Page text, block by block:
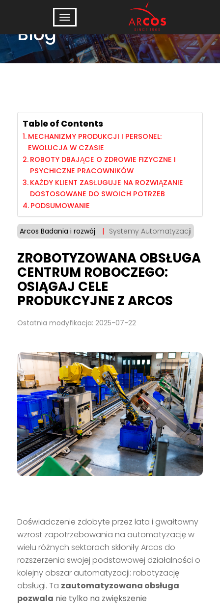
Blog
Table of Contents
MECHANIZMY PRODUKCJI I PERSONEL:
EWOLUCJA W CZASIE
ROBOTY DBAJĄCE O ZDROWIE FIZYCZNE I
PSYCHICZNE PRACOWNIKÓW
KAŻDY KLIENT ZASŁUGUJE NA ROZWIĄZANIE
DOSTOSOWANE DO SWOICH POTRZEB
PODSUMOWANIE
Arcos Badania i rozwój | Systemy Automatyzacji
ZROBOTYZOWANA OBSŁUGA
CENTRUM ROBOCZEGO:
OSIĄGAJ CELE
PRODUKCYJNE Z ARCOS
Ostatnia modyfikacja: 2025-07-22
Doświadczenie zdobyte przez lata i gwałtowny
wzrost zapotrzebowania na automatyzację w
wielu różnych sektorach skłoniły Arcos do
rozszerzenia swojej podstawowej działalności o
kolejny obszar automatyzacji: robotyzację
obsługi. Ta zautomatyzowana obsługa
pozwala nie tylko na zwiększenie